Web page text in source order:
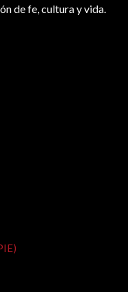
de fe, cultura y vida.